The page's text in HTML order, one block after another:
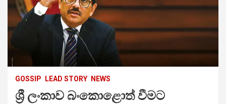
GOSSIP LEAD STORY NEWS
ශ්‍රී ලංකාව බංකොළොත් වීමට